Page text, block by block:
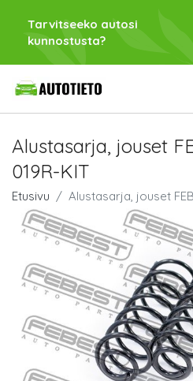
Tarvitseeko autosi
kunnostusta?
Alustasarja, jouset
019R-KIT
Etusivu Alustasarja, jouset